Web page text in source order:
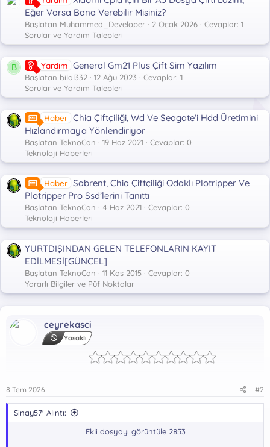
Eğer Varsa Bana Verebilir Misiniz?
Başlatan Muhammed_Developer 2 Ocak 2026
Cevaplar: 1
Sorular ve Yardım Talepleri
B Yardım General Gm21 Plus Çift Sim Yazılım
Başlatan bilal332 12 Ağu 2023
Cevaplar: 1
Sorular ve Yardım Talepleri
Haber Chia Çiftçiliği, Wd Ve Seagate’i Hdd Üretimini
Hızlandırmaya Yönlendiriyor
Başlatan TeknoCan 19 Haz 2021
Cevaplar: 0
Teknoloji Haberleri
Haber Sabrent, Chia Çiftçiliği Odaklı Plotripper Ve
Plotripper Pro Ssd’lerini Tanıttı
Başlatan TeknoCan 4 Haz 2021
Cevaplar: 0
Teknoloji Haberleri
YURTDIŞINDAN GELEN TELEFONLARIN KAYIT
EDİLMESİ[GÜNCEL]
Başlatan TeknoCan 11 Kas 2015
Cevaplar: 0
Yararlı Bilgiler ve Püf Noktalar
ceyrekasci
Yasaklı
8 Tem 2026 #2
Sinay57' Alıntı:
Ekli dosyayı görüntüle 2853